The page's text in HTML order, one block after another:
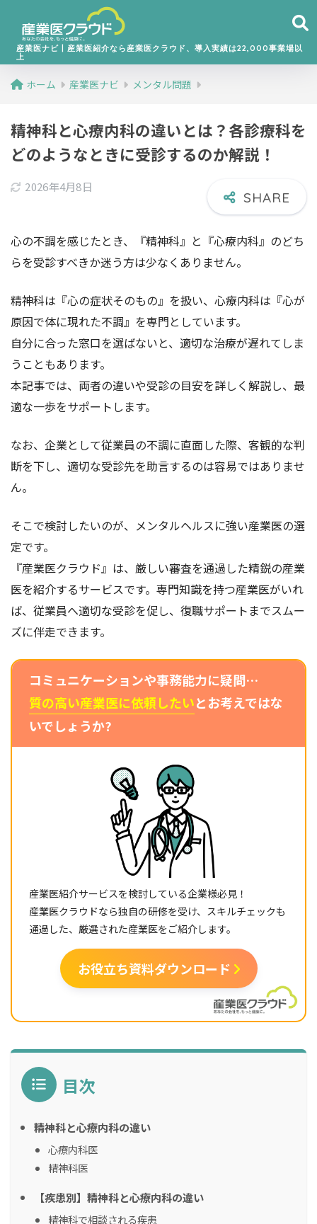
産業医ナビ丨産業医紹介なら産業医クラウド、導入実績は22,000事業場以
上
ホーム 産業医ナビ メンタル問題
精神科と心療内科の違いとは？各診療科を
どのようなときに受診するのか解説！
2026年4月8日
心の不調を感じたとき、『精神科』と『心療内科』のどち
らを受診すべきか迷う方は少なくありません。
精神科は『心の症状そのもの』を扱い、心療内科は『心が
原因で体に現れた不調』を専門としています。
自分に合った窓口を選ばないと、適切な治療が遅れてしま
うこともあります。
本記事では、両者の違いや受診の目安を詳しく解説し、最
適な一歩をサポートします。
なお、企業として従業員の不調に直面した際、客観的な判
断を下し、適切な受診先を助言するのは容易ではありませ
ん。
そこで検討したいのが、メンタルヘルスに強い産業医の選
定です。
『産業医クラウド』は、厳しい審査を通過した精鋭の産業
医を紹介するサービスです。専門知識を持つ産業医がいれ
ば、従業員へ適切な受診を促し、復職サポートまでスムー
ズに伴走できます。
コミュニケーションや事務能力に疑問…
質の高い産業医に依頼したいとお考えではな
いでしょうか?
産業医紹介サービスを検討している企業様必見！
産業医クラウドなら独自の研修を受け、スキルチェックも
通過した、厳選された産業医をご紹介します。
お役立ち資料ダウンロード
目次
精神科と心療内科の違い
心療内科医
精神科医
【疾患別】精神科と心療内科の違い
精神科で相談される疾患